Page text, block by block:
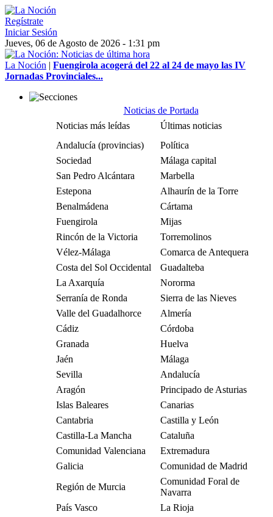
Regístrate
Iniciar Sesión
Jueves, 06 de Agosto de 2026 - 1:31 pm
La Noción | Fuengirola acogerá del 22 al 24 de mayo las IV
Jornadas Provinciales...
Noticias de Portada
Noticias más leídas
Últimas noticias
Andalucía (provincias)
Política
Sociedad
Málaga capital
San Pedro Alcántara
Marbella
Estepona
Alhaurín de la Torre
Benalmádena
Cártama
Fuengirola
Mijas
Rincón de la Victoria
Torremolinos
Vélez-Málaga
Comarca de Antequera
Costa del Sol Occidental
Guadalteba
La Axarquía
Nororma
Serranía de Ronda
Sierra de las Nieves
Valle del Guadalhorce
Almería
Cádiz
Córdoba
Granada
Huelva
Jaén
Málaga
Sevilla
Andalucía
Aragón
Principado de Asturias
Islas Baleares
Canarias
Cantabria
Castilla y León
Castilla-La Mancha
Cataluña
Comunidad Valenciana
Extremadura
Galicia
Comunidad de Madrid
Región de Murcia
Comunidad Foral de
Navarra
País Vasco
La Rioja